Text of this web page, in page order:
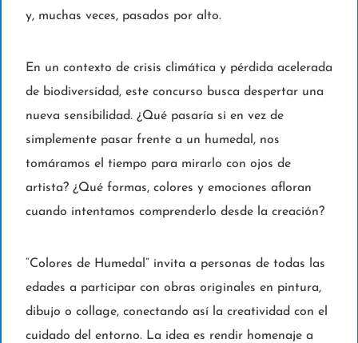
y, muchas veces, pasados por alto.
En un contexto de crisis climática y pérdida acelerada
de biodiversidad, este concurso busca despertar una
nueva sensibilidad. ¿Qué pasaría si en vez de
simplemente pasar frente a un humedal, nos
tomáramos el tiempo para mirarlo con ojos de
artista? ¿Qué formas, colores y emociones afloran
cuando intentamos comprenderlo desde la creación?
“Colores de Humedal” invita a personas de todas las
edades a participar con obras originales en pintura,
dibujo o collage, conectando así la creatividad con el
cuidado del entorno. La idea es rendir homenaje a